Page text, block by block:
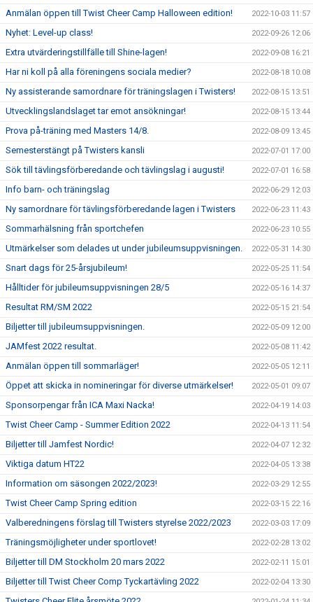
Anmälan öppen till Twist Cheer Camp Halloween edition! 2022-10-03 11:57
Nyhet: Level-up class! 2022-09-26 12:06
Extra utvärderingstillfälle till Shine-lagen! 2022-09-08 16:21
Har ni koll på alla föreningens sociala medier? 2022-08-18 10:08
Ny assisterande samordnare för träningslagen i Twisters! 2022-08-15 13:51
Utvecklingslandslaget tar emot ansökningar! 2022-08-15 13:44
Prova på-träning med Masters 14/8. 2022-08-09 13:45
Semesterstängt på Twisters kansli 2022-07-01 17:00
Sök till tävlingsförberedande och tävlingslag i augusti! 2022-07-01 16:58
Info barn- och träningslag 2022-06-29 12:03
Ny samordnare för tävlingsförberedande lagen i Twisters 2022-06-23 11:43
Sommarhälsning från sportchefen 2022-06-23 10:55
Utmärkelser som delades ut under jubileumsuppvisningen. 2022-05-31 14:30
Snart dags för 25-årsjubileum! 2022-05-25 11:54
Hålltider för jubileumsuppvisningen 28/5 2022-05-16 14:37
Resultat RM/SM 2022 2022-05-15 21:54
Biljetter till jubileumsuppvisningen. 2022-05-09 12:00
JAMfest 2022 resultat. 2022-05-08 11:42
Anmälan öppen till sommarläger! 2022-05-05 12:11
Öppet att skicka in nomineringar för diverse utmärkelser! 2022-05-01 09:07
Sponsorpengar från ICA Maxi Nacka! 2022-04-19 14:03
Twist Cheer Camp - Summer Edition 2022 2022-04-13 11:54
Biljetter till Jamfest Nordic! 2022-04-07 12:32
Viktiga datum HT22 2022-04-05 13:38
Information om säsongen 2022/2023! 2022-03-29 12:55
Twist Cheer Camp Spring edition 2022-03-15 22:16
Valberedningens förslag till Twisters styrelse 2022/2023 2022-03-03 17:09
Träningsmöjligheter under sportlovet! 2022-02-28 13:02
Biljetter till DM Stockholm 20 mars 2022 2022-02-11 15:01
Biljetter till Twist Cheer Comp Tyckartävling 2022 2022-02-04 13:30